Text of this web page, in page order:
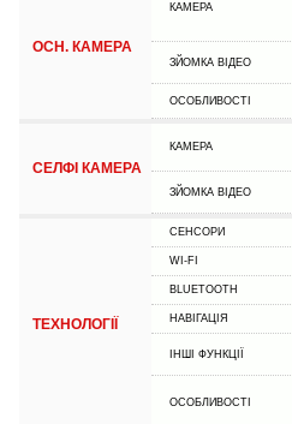
ОСН. КАМЕРА
КАМЕРА
ЗЙОМКА ВІДЕО
ОСОБЛИВОСТІ
СЕЛФІ КАМЕРА
КАМЕРА
ЗЙОМКА ВІДЕО
ТЕХНОЛОГІЇ
СЕНСОРИ
WI-FI
BLUETOOTH
НАВІГАЦІЯ
ІНШІ ФУНКЦІЇ
ОСОБЛИВОСТІ